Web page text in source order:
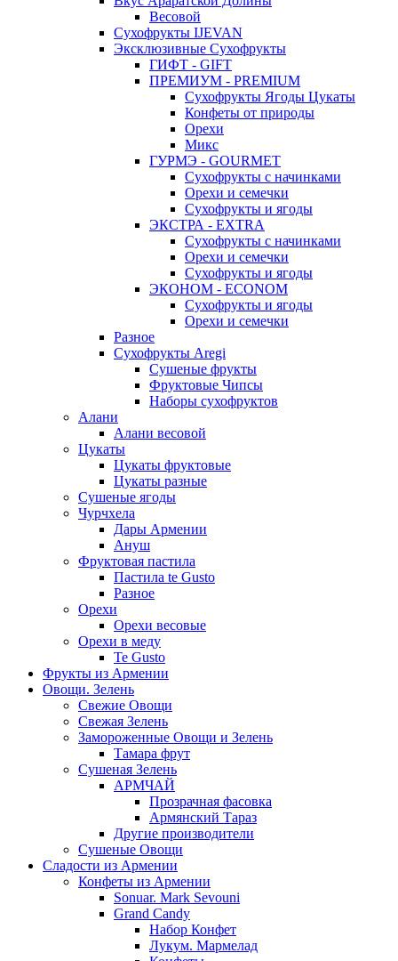
Весовой
Сухофрукты IJEVAN
Эксклюзивные Сухофрукты
ГИФТ - GIFT
ПРЕМИУМ - PREMIUM
Сухофрукты Ягоды Цукаты
Конфеты от природы
Орехи
Микс
ГУРМЭ - GOURMET
Сухофрукты с начинками
Орехи и семечки
Сухофрукты и ягоды
ЭКСТРА - EXTRA
Сухофрукты с начинками
Орехи и семечки
Сухофрукты и ягоды
ЭКОНОМ - ECONOM
Сухофрукты и ягоды
Орехи и семечки
Разное
Сухофрукты Aregi
Сушеные фрукты
Фруктовые Чипсы
Наборы сухофруктов
Алани
Алани весовой
Цукаты
Цукаты фруктовые
Цукаты разные
Сушеные ягоды
Чурчхела
Дары Армении
Ануш
Фруктовая пастила
Пастила te Gusto
Разное
Орехи
Орехи весовые
Орехи в меду
Te Gusto
Фрукты из Армении
Овощи. Зелень
Свежие Овощи
Свежая Зелень
Замороженные Овощи и Зелень
Тамара фрут
Сушеная Зелень
АРМЧАЙ
Прозрачная фасовка
Армянский Тараз
Другие производители
Сушеные Овощи
Сладости из Армении
Конфеты из Армении
Sonuar. Mark Sevouni
Grand Candy
Набор Конфет
Лукум. Мармелад